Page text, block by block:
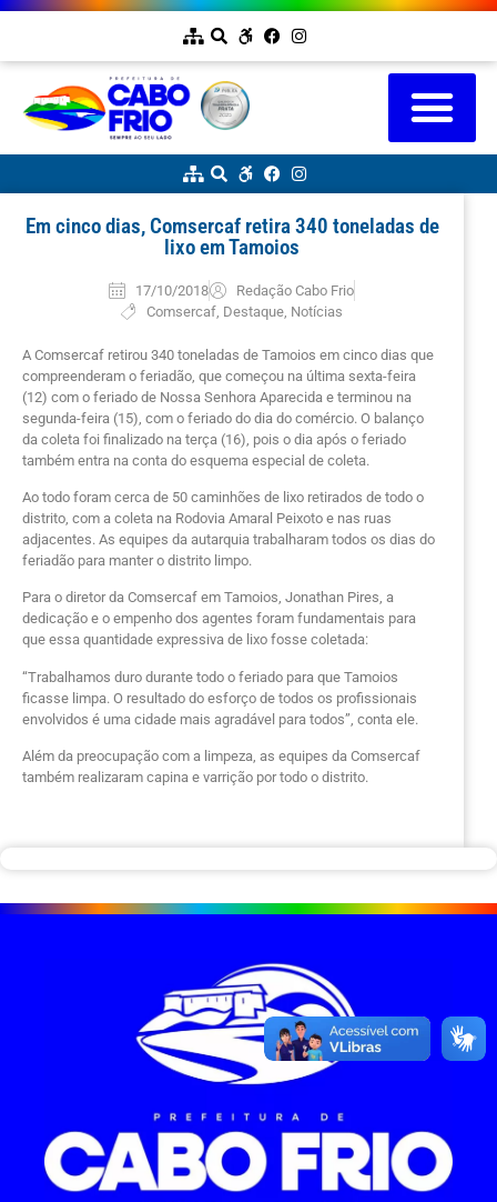
Em cinco dias, Comsercaf retira 340 toneladas de
lixo em Tamoios
17/10/2018
Redação Cabo Frio
Comsercaf Destaque Notícias
A Comsercaf retirou 340 toneladas de Tamoios em cinco dias que
compreenderam o feriadão, que começou na última sexta-feira
(12) com o feriado de Nossa Senhora Aparecida e terminou na
segunda-feira (15), com o feriado do dia do comércio. O balanço
da coleta foi finalizado na terça (16), pois o dia após o feriado
também entra na conta do esquema especial de coleta.
Ao todo foram cerca de 50 caminhões de lixo retirados de todo o
distrito, com a coleta na Rodovia Amaral Peixoto e nas ruas
adjacentes. As equipes da autarquia trabalharam todos os dias do
feriadão para manter o distrito limpo.
Para o diretor da Comsercaf em Tamoios, Jonathan Pires, a
dedicação e o empenho dos agentes foram fundamentais para
que essa quantidade expressiva de lixo fosse coletada:
“Trabalhamos duro durante todo o feriado para que Tamoios
ficasse limpa. O resultado do esforço de todos os profissionais
envolvidos é uma cidade mais agradável para todos”, conta ele.
Além da preocupação com a limpeza, as equipes da Comsercaf
também realizaram capina e varrição por todo o distrito.